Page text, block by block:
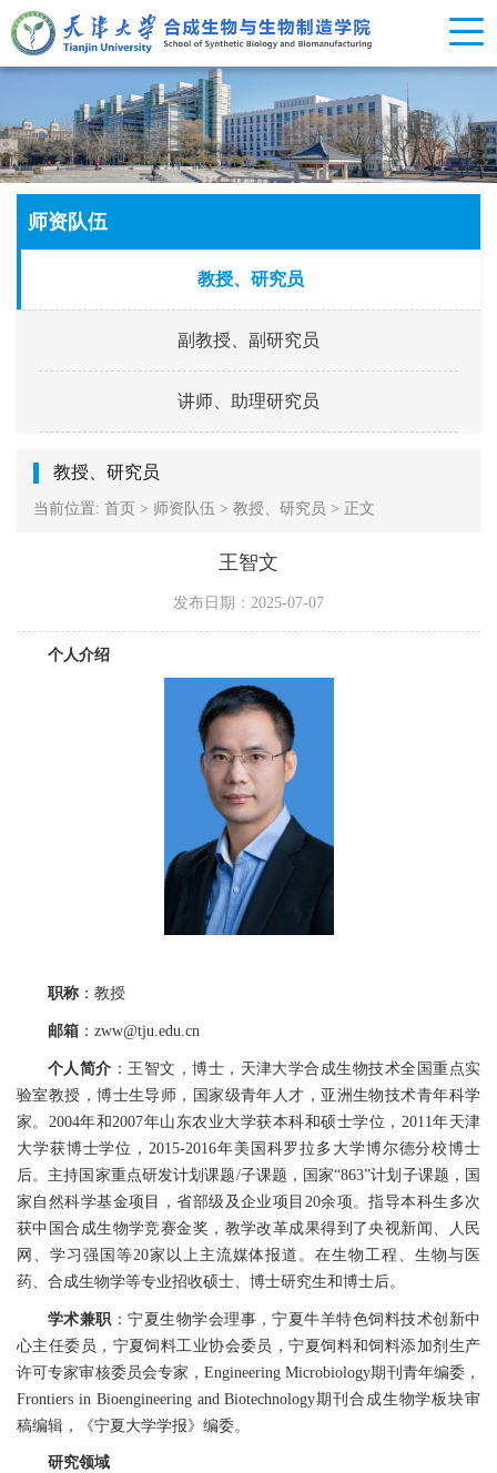
师资队伍
教授、研究员
副教授、副研究员
讲师、助理研究员
教授、研究员
当前位置: 首页 > 师资队伍 > 教授、研究员 > 正文
王智文
发布日期：2025-07-07
个人介绍
职称 ：教授
邮箱 ： zww@tju.edu.cn
个人简介 ：王智文，博士，天津大学合成生物技术全国重点实
验室教授，博士生导师，国家级青年人才，亚洲生物技术青年科学
家。 2004年和2007年山东农业大学获本科和硕士学位， 2011年天津
大学获博士学位， 2015-2016年美国科罗拉多大学博尔德分校博士
后。 主持国家重点研发计划课题/子课题，国家“863”计划子课题，国
家自然科学基金项目，省部级及企业项目 20余项。指导本科生多次
获中国合成生物学竞赛金奖，教学改革成果得到了央视新闻、人民
网、学习强国等20家以上主流媒体报道。在生物工程、生物与医
药、合成生物学等专业招收硕士、博士研究生和博士后。
学术兼职 ：宁夏生物学会理事，宁夏牛羊特色饲料技术创新中
心主任委员， 宁夏饲料工业协会委员，宁夏饲料和饲料添加剂生产
许可专家审核委员会专家，Engineering Microbiology期刊青年编委，
Frontiers in Bioengineering and Biotechnology期刊合成生物学板块审
稿编辑 ，《宁夏大学学报》编委。
研究领域